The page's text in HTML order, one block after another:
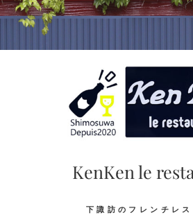
Skip
KenKen le
下諏訪のフレンチレス